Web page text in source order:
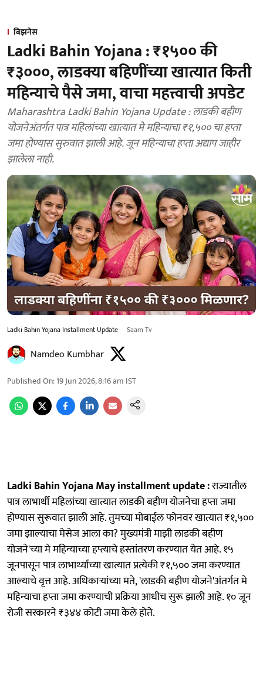
बिझनेस
Ladki Bahin Yojana : ₹१५०० की
₹३०००, लाडक्या बहि‍णींच्या खात्यात किती
महिन्याचे पैसे जमा, वाचा महत्त्वाची अपडेट
Maharashtra Ladki Bahin Yojana Update : लाडकी बहीण
योजनेअंतर्गत पात्र महिलांच्या खात्यात मे महिन्याचा ₹१,५०० चा हप्ता
जमा होण्यास सुरुवात झाली आहे. जून महिन्याचा हप्ता अद्याप जाहीर
झालेला नाही.
Ladki Bahin Yojana Installment Update Saam Tv
Namdeo Kumbhar
Published On:19 Jun 2026, 8:16 am IST
Ladki Bahin Yojana May installment update :राज्यातील
पात्र लाभार्थी महिलांच्या खात्यात लाडकी बहीण योजनेचा हप्ता जमा
होण्यास सुरूवात झाली आहे. तुमच्या मोबाईल फोनवर खात्यात ₹१,५००
जमा झाल्याचा मेसेज आला का? मुख्यमंत्री माझी लाडकी बहीण
योजने'च्या मे महिन्याच्या हप्त्याचे हस्तांतरण करण्यात येत आहे. १५
जूनपासून पात्र लाभार्थ्यांच्या खात्यात प्रत्येकी ₹१,५०० जमा करण्यात
आल्याचे वृत्त आहे. अधिकाऱ्यांच्या मते, 'लाडकी बहीण योजने'अंतर्गत मे
महिन्याचा हप्ता जमा करण्याची प्रक्रिया आधीच सुरू झाली आहे. १० जून
रोजी सरकारने ₹३४४ कोटी जमा केले होते.